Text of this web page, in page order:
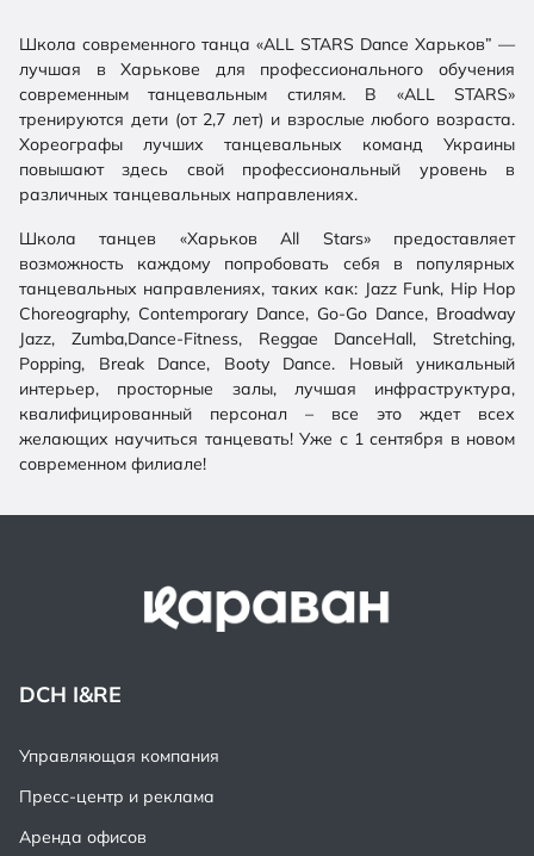
Школа современного танца «ALL STARS Dance Харьков” —
лучшая в Харькове для профессионального обучения
современным танцевальным стилям. В «ALL STARS»
тренируются дети (от 2,7 лет) и взрослые любого возраста.
Хореографы лучших танцевальных команд Украины
повышают здесь свой профессиональный уровень в
различных танцевальных направлениях.
Школа танцев «Харьков All Stars» предоставляет
возможность каждому попробовать себя в популярных
танцевальных направлениях, таких как: Jazz Funk, Hip Hop
Choreography, Contemporary Dance, Go-Go Dance, Broadway
Jazz, Zumba,Dance-Fitness, Reggae DanceHall, Stretching,
Popping, Break Dance, Booty Dance. Новый уникальный
интерьер, просторные залы, лучшая инфраструктура,
квалифицированный персонал – все это ждет всех
желающих научиться танцевать! Уже с 1 сентября в новом
современном филиале!
DCH I&RE
Управляющая компания
Пресс-центр и реклама
Аренда офисов